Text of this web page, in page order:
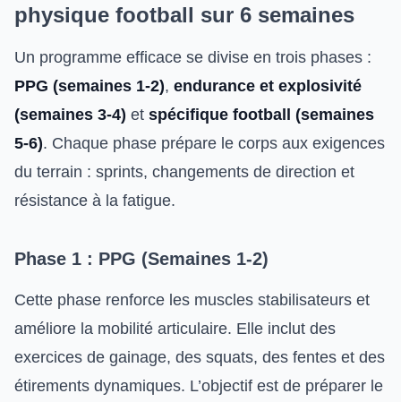
physique football sur 6 semaines
Un programme efficace se divise en trois phases :
PPG (semaines 1-2), endurance et explosivité
(semaines 3-4) et spécifique football (semaines
5-6). Chaque phase prépare le corps aux exigences
du terrain : sprints, changements de direction et
résistance à la fatigue.
Phase 1 : PPG (Semaines 1-2)
Cette phase renforce les muscles stabilisateurs et
améliore la mobilité articulaire. Elle inclut des
exercices de gainage, des squats, des fentes et des
étirements dynamiques. L’objectif est de préparer le